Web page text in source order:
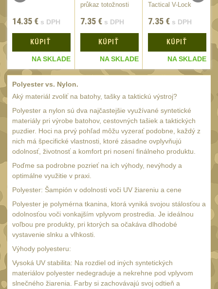
Monokuláry
Kolimátory
Zvětšovací moduly
LPVO 21
Na vzduchovku15
Na kuše
Velký oční reliéf1
Na dlouhé
vzdálenosti13
Multi-range
Krátka a střední
vzdálenost
Príslušenstvo pre
optiku9
UTG 45
Accushot7
Accushot Tactical9
Accushot Precision3
14.35 € s DPH
KÚPIŤ
NA SKLADE
průkaz totožnosti
7.35 € s DPH
KÚPIŤ
NA SKLADE
Tactical V-Lock
7.35 € s DPH
KÚPIŤ
NA SKLADE
Polyester vs. Nylon.
Aký materiál zvoliť na batohy, tašky a taktickú výstroj?
Polyester a nylon sú dva najčastejšie využívané syntetické
materiály pri výrobe batohov, cestovných tašiek a taktických
puzdier. Hoci na prvý pohľad môžu vyzerať podobne, každý z
nich má špecifické vlastnosti, ktoré zásadne ovplyvňujú
odolnosť, životnosť a komfort pri nosení finálneho produktu.
Poďme sa podrobne pozrieť na ich výhody, nevýhody a
optimálne využitie v praxi.
Polyester: Šampión v odolnosti voči UV žiareniu a cene
Polyester je polymérna tkanina, ktorá vyniká svojou stálosťou a
odolnosťou voči vonkajším vplyvom prostredia. Je ideálnou
voľbou pre produkty, pri ktorých sa očakáva dlhodobé
vystavenie slnku a vlhkosti.
Výhody polyesteru:
Vysoká UV stabilita: Na rozdiel od iných syntetických
materiálov polyester nedegraduje a nekrehne pod vplyvom
slnečného žiarenia. Farby si zachovávajú svoj odtieň a